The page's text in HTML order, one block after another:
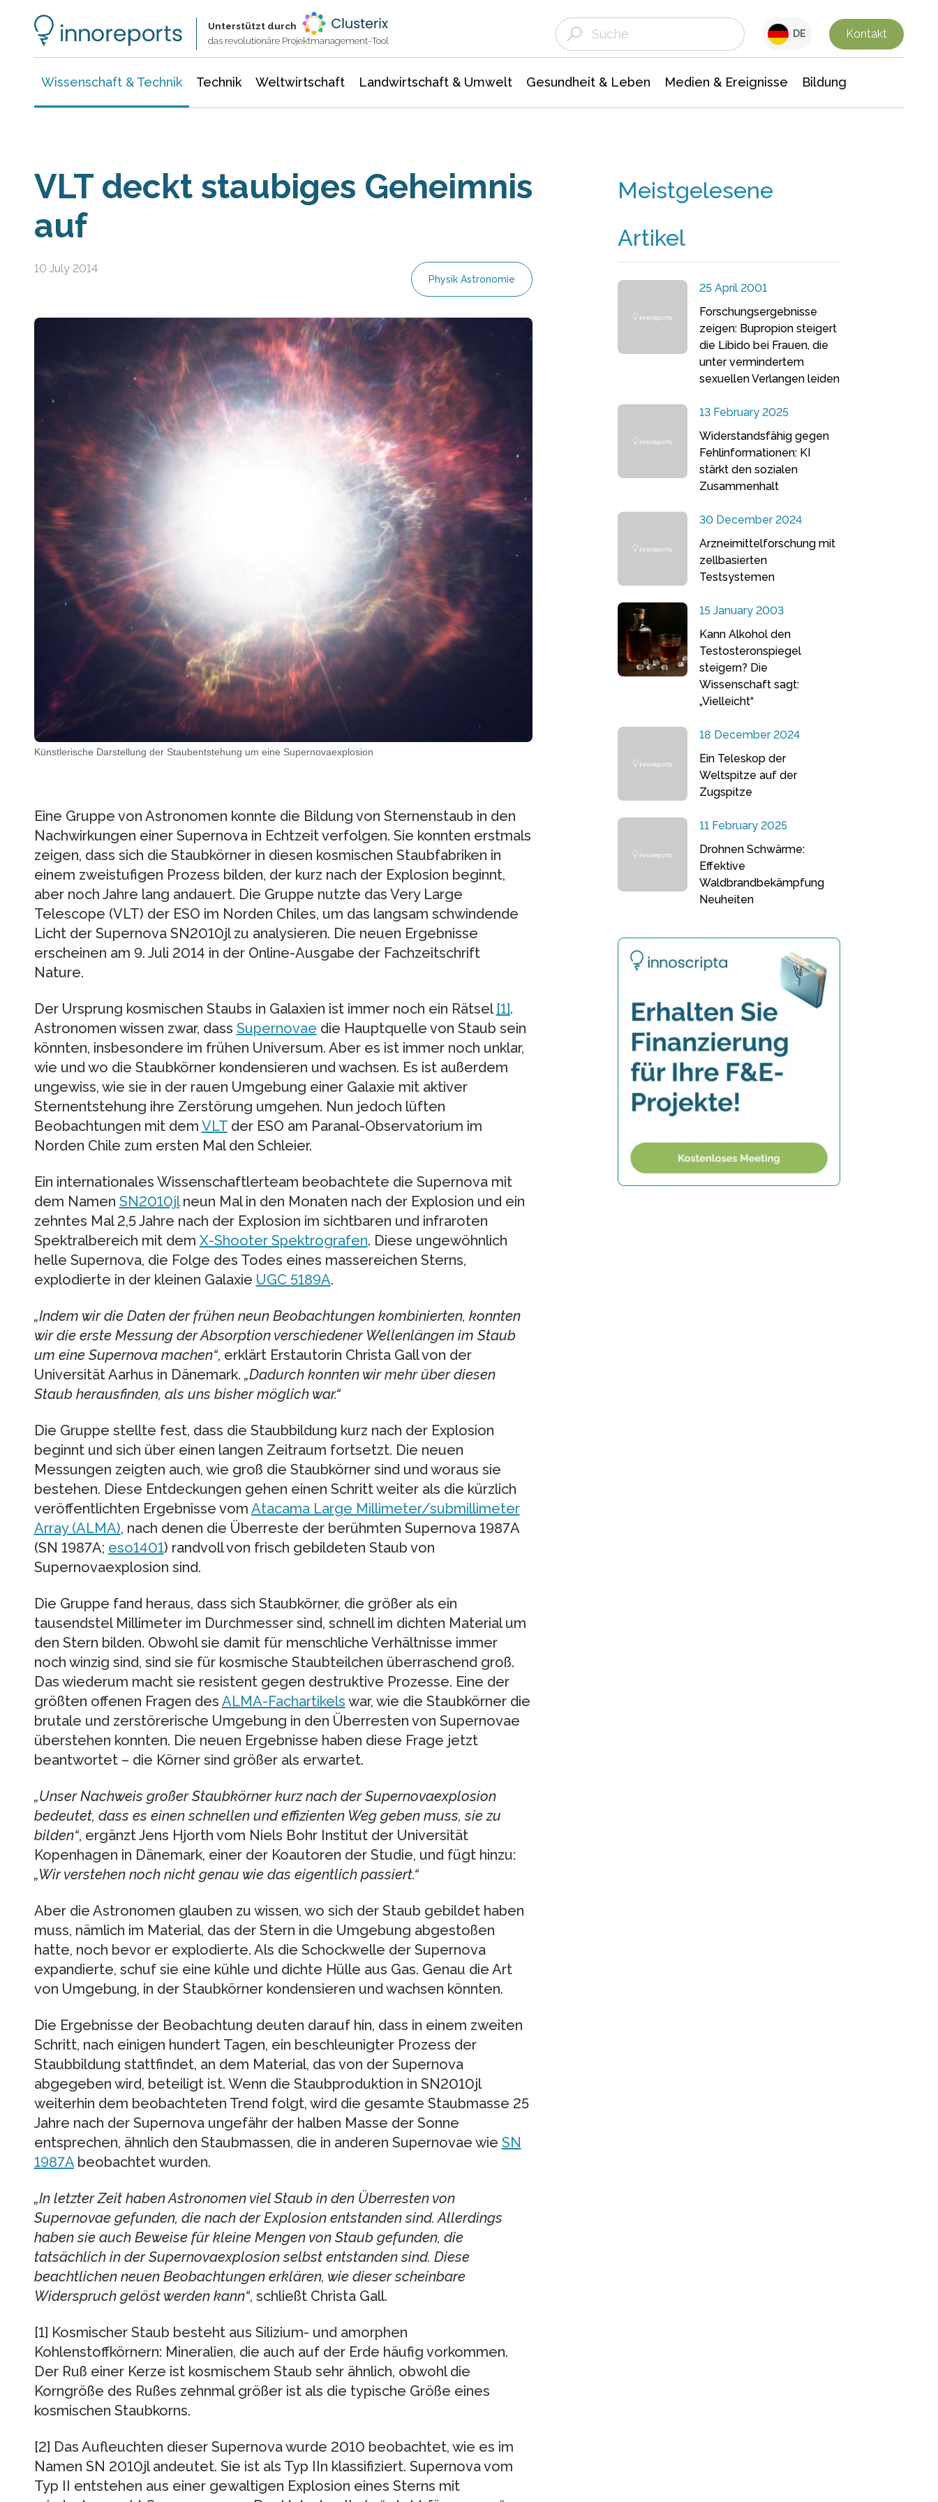
Unterstützt durch
das revolutionäre Projektmanagement-Tool
DE Kontakt
Wissenschaft & Technik Technik Weltwirtschaft Landwirtschaft & Umwelt Gesundheit & Leben Medien & Ereignisse Bildung
VLT deckt staubiges Geheimnis
auf
10 July 2014
Physik Astronomie
Künstlerische Darstellung der Staubentstehung um eine Supernovaexplosion
Eine Gruppe von Astronomen konnte die Bildung von Sternenstaub in den
Nachwirkungen einer Supernova in Echtzeit verfolgen. Sie konnten erstmals
zeigen, dass sich die Staubkörner in diesen kosmischen Staubfabriken in
einem zweistufigen Prozess bilden, der kurz nach der Explosion beginnt,
aber noch Jahre lang andauert. Die Gruppe nutzte das Very Large
Telescope (VLT) der ESO im Norden Chiles, um das langsam schwindende
Licht der Supernova SN2010jl zu analysieren. Die neuen Ergebnisse
erscheinen am 9. Juli 2014 in der Online-Ausgabe der Fachzeitschrift
Nature.
Der Ursprung kosmischen Staubs in Galaxien ist immer noch ein Rätsel [1].
Astronomen wissen zwar, dass Supernovae die Hauptquelle von Staub sein
könnten, insbesondere im frühen Universum. Aber es ist immer noch unklar,
wie und wo die Staubkörner kondensieren und wachsen. Es ist außerdem
ungewiss, wie sie in der rauen Umgebung einer Galaxie mit aktiver
Sternentstehung ihre Zerstörung umgehen. Nun jedoch lüften
Beobachtungen mit dem VLTder ESO am Paranal-Observatorium im
Norden Chile zum ersten Mal den Schleier.
Ein internationales Wissenschaftlerteam beobachtete die Supernova mit
dem Namen SN2010jlneun Mal in den Monaten nach der Explosion und ein
zehntes Mal 2,5 Jahre nach der Explosion im sichtbaren und infraroten
Spektralbereich mit dem X-Shooter Spektrografen. Diese ungewöhnlich
helle Supernova, die Folge des Todes eines massereichen Sterns,
explodierte in der kleinen Galaxie UGC 5189A.
„Indem wir die Daten der frühen neun Beobachtungen kombinierten, konnten
wir die erste Messung der Absorption verschiedener Wellenlängen im Staub
um eine Supernova machen“, erklärt Erstautorin Christa Gall von der
Universität Aarhus in Dänemark. „Dadurch konnten wir mehr über diesen
Staub herausfinden, als uns bisher möglich war.“
Die Gruppe stellte fest, dass die Staubbildung kurz nach der Explosion
beginnt und sich über einen langen Zeitraum fortsetzt. Die neuen
Messungen zeigten auch, wie groß die Staubkörner sind und woraus sie
bestehen. Diese Entdeckungen gehen einen Schritt weiter als die kürzlich
veröffentlichten Ergebnisse vom Atacama Large Millimeter/submillimeter
Array (ALMA), nach denen die Überreste der berühmten Supernova 1987A
(SN 1987A; eso1401) randvoll von frisch gebildeten Staub von
Supernovaexplosion sind.
Die Gruppe fand heraus, dass sich Staubkörner, die größer als ein
tausendstel Millimeter im Durchmesser sind, schnell im dichten Material um
den Stern bilden. Obwohl sie damit für menschliche Verhältnisse immer
noch winzig sind, sind sie für kosmische Staubteilchen überraschend groß.
Das wiederum macht sie resistent gegen destruktive Prozesse. Eine der
größten offenen Fragen des ALMA-Fachartikels war, wie die Staubkörner die
brutale und zerstörerische Umgebung in den Überresten von Supernovae
überstehen konnten. Die neuen Ergebnisse haben diese Frage jetzt
beantwortet – die Körner sind größer als erwartet.
„Unser Nachweis großer Staubkörner kurz nach der Supernovaexplosion
bedeutet, dass es einen schnellen und effizienten Weg geben muss, sie zu
bilden“, ergänzt Jens Hjorth vom Niels Bohr Institut der Universität
Kopenhagen in Dänemark, einer der Koautoren der Studie, und fügt hinzu:
„Wir verstehen noch nicht genau wie das eigentlich passiert.“
Aber die Astronomen glauben zu wissen, wo sich der Staub gebildet haben
muss, nämlich im Material, das der Stern in die Umgebung abgestoßen
hatte, noch bevor er explodierte. Als die Schockwelle der Supernova
expandierte, schuf sie eine kühle und dichte Hülle aus Gas. Genau die Art
von Umgebung, in der Staubkörner kondensieren und wachsen könnten.
Die Ergebnisse der Beobachtung deuten darauf hin, dass in einem zweiten
Schritt, nach einigen hundert Tagen, ein beschleunigter Prozess der
Staubbildung stattfindet, an dem Material, das von der Supernova
abgegeben wird, beteiligt ist. Wenn die Staubproduktion in SN2010jl
weiterhin dem beobachteten Trend folgt, wird die gesamte Staubmasse 25
Jahre nach der Supernova ungefähr der halben Masse der Sonne
entsprechen, ähnlich den Staubmassen, die in anderen Supernovae wie SN
1987Abeobachtet wurden.
„In letzter Zeit haben Astronomen viel Staub in den Überresten von
Supernovae gefunden, die nach der Explosion entstanden sind. Allerdings
haben sie auch Beweise für kleine Mengen von Staub gefunden, die
tatsächlich in der Supernovaexplosion selbst entstanden sind. Diese
beachtlichen neuen Beobachtungen erklären, wie dieser scheinbare
Widerspruch gelöst werden kann“, schließt Christa Gall.
[1] Kosmischer Staub besteht aus Silizium- und amorphen
Kohlenstoffkörnern: Mineralien, die auch auf der Erde häufig vorkommen.
Der Ruß einer Kerze ist kosmischem Staub sehr ähnlich, obwohl die
Korngröße des Rußes zehnmal größer ist als die typische Größe eines
kosmischen Staubkorns.
[2] Das Aufleuchten dieser Supernova wurde 2010 beobachtet, wie es im
Namen SN 2010jl andeutet. Sie ist als Typ IIn klassifiziert. Supernova vom
Typ II entstehen aus einer gewaltigen Explosion eines Sterns mit
Meistgelesene
Artikel
25 April 2001
Forschungsergebnisse
zeigen: Bupropion steigert
die Libido bei Frauen, die
unter vermindertem
sexuellen Verlangen leiden
13 February 2025
Widerstandsfähig gegen
Fehlinformationen: KI
stärkt den sozialen
Zusammenhalt
30 December 2024
Arzneimittelforschung mit
zellbasierten
Testsystemen
15 January 2003
Kann Alkohol den
Testosteronspiegel
steigern? Die
Wissenschaft sagt:
„Vielleicht“
18 December 2024
Ein Teleskop der
Weltspitze auf der
Zugspitze
11 February 2025
Drohnen Schwärme:
Effektive
Waldbrandbekämpfung
Neuheiten